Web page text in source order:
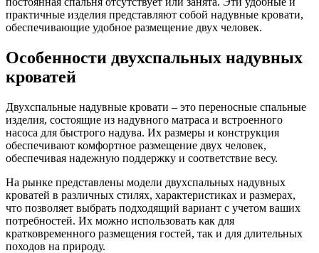
практичные изделия представляют собой надувные кровати,
обеспечивающие удобное размещение двух человек.
Особенности двухспальных надувных
кроватей
Двухспальные надувные кровати – это переносные спальные
изделия, состоящие из надувного матраса и встроенного
насоса для быстрого надува. Их размеры и конструкция
обеспечивают комфортное размещение двух человек,
обеспечивая надежную поддержку и соответствие весу.
На рынке представлены модели двухспальных надувных
кроватей в различных стилях, характеристиках и размерах,
что позволяет выбрать подходящий вариант с учетом ваших
потребностей. Их можно использовать как для
кратковременного размещения гостей, так и для длительных
походов на природу.